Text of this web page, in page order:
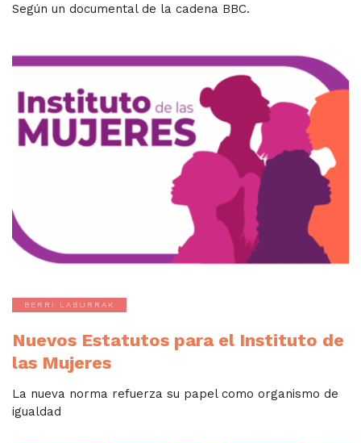
Según un documental de la cadena BBC.
BERRI LABURRAK
Nuevos Estatutos para el Instituto de
las Mujeres
La nueva norma refuerza su papel como organismo de
igualdad